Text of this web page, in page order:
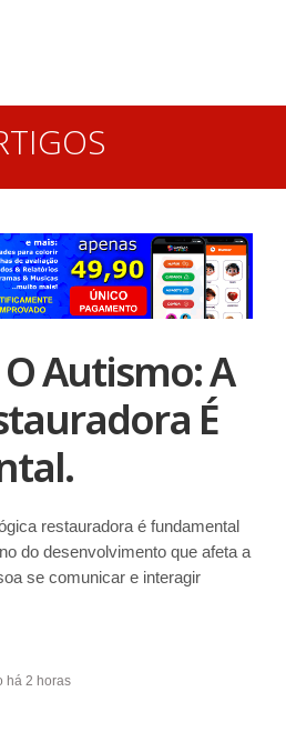
Autismo: A
É
restauradora é fundamental
do desenvolvimento que afeta a
se comunicar e interagir
há 2 horas